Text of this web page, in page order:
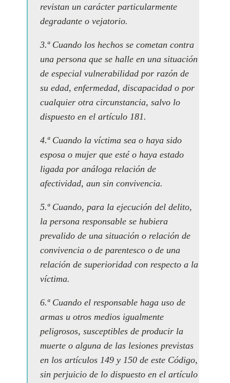
revistan un carácter particularmente
degradante o vejatorio.
3.ª Cuando los hechos se cometan contra
una persona que se halle en una situación
de especial vulnerabilidad por razón de
su edad, enfermedad, discapacidad o por
cualquier otra circunstancia, salvo lo
dispuesto en el artículo 181.
4.ª Cuando la víctima sea o haya sido
esposa o mujer que esté o haya estado
ligada por análoga relación de
afectividad, aun sin convivencia.
5.ª Cuando, para la ejecución del delito,
la persona responsable se hubiera
prevalido de una situación o relación de
convivencia o de parentesco o de una
relación de superioridad con respecto a la
víctima.
6.ª Cuando el responsable haga uso de
armas u otros medios igualmente
peligrosos, susceptibles de producir la
muerte o alguna de las lesiones previstas
en los artículos 149 y 150 de este Código,
sin perjuicio de lo dispuesto en el artículo